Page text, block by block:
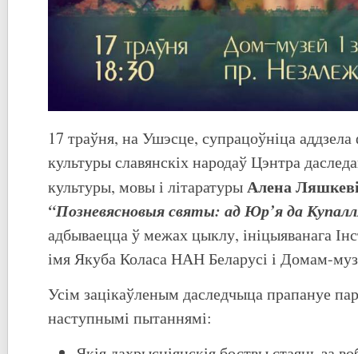
17 траўня, на Ушэсце, супрацоўніца аддзела
культуры славянскіх народаў Цэнтра
культуры, мовы і літаратурыАлена
“Позневясновыя святы: ад Юр’я да
адбываецца ў межах цыклу, ініцыяванага
імя Якуба Коласа НАН Беларусі і Домам-
Усім зацікаўленым даследчыца прапануе
наступнымі пытаннямі: